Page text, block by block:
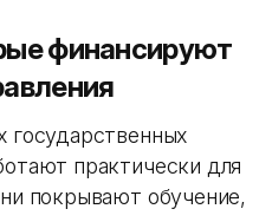
финансируют
государственных
практически для
покрывают обучение,